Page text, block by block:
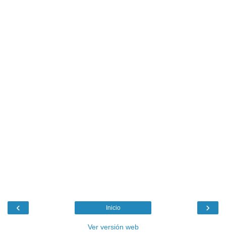
‹ ›
Inicio
Ver versión web